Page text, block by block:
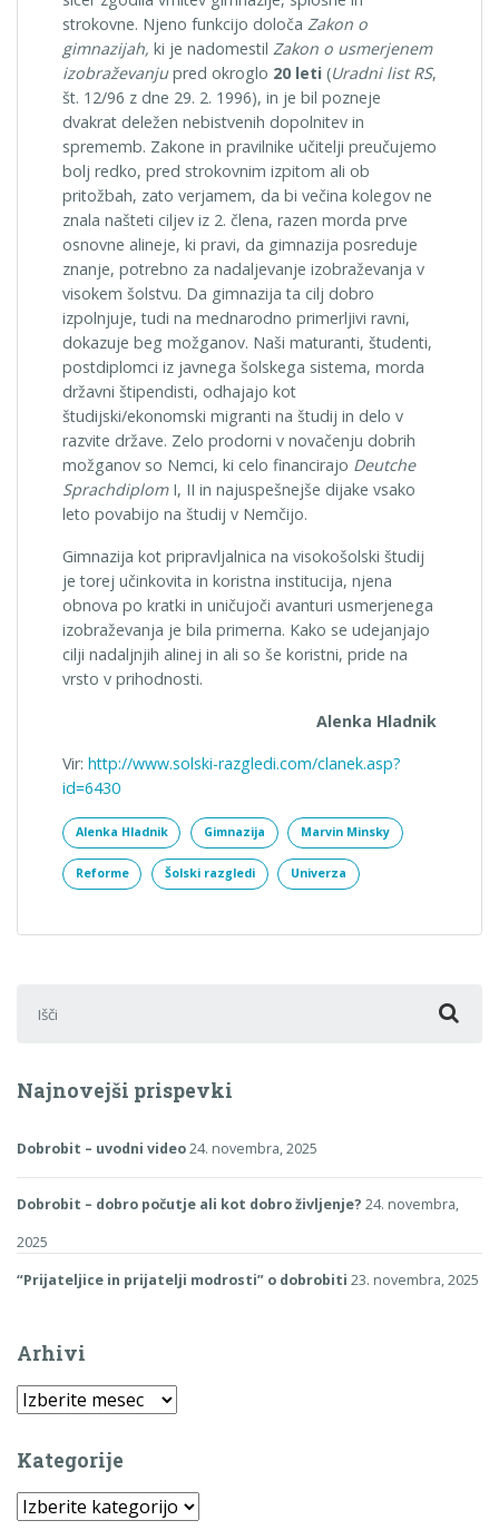
strokovne. Njeno funkcijo določa Zakon o
gimnazijah, ki je nadomestil Zakon o usmerjenem
izobraževanjupred okroglo 20 leti (Uradni list RS,
št. 12/96 z dne 29. 2. 1996), in je bil pozneje
dvakrat deležen nebistvenih dopolnitev in
sprememb. Zakone in pravilnike učitelji preučujemo
bolj redko, pred strokovnim izpitom ali ob
pritožbah, zato verjamem, da bi večina kolegov ne
znala našteti ciljev iz 2. člena, razen morda prve
osnovne alineje, ki pravi, da gimnazija posreduje
znanje, potrebno za nadaljevanje izobraževanja v
visokem šolstvu. Da gimnazija ta cilj dobro
izpolnjuje, tudi na mednarodno primerljivi ravni,
dokazuje beg možganov. Naši maturanti, študenti,
postdiplomci iz javnega šolskega sistema, morda
državni štipendisti, odhajajo kot
študijski/ekonomski migranti na študij in delo v
razvite države. Zelo prodorni v novačenju dobrih
možganov so Nemci, ki celo financirajo Deutche
SprachdiplomI, II in najuspešnejše dijake vsako
leto povabijo na študij v Nemčijo.
Gimnazija kot pripravljalnica na visokošolski študij
je torej učinkovita in koristna institucija, njena
obnova po kratki in uničujoči avanturi usmerjenega
izobraževanja je bila primerna. Kako se udejanjajo
cilji nadaljnjih alinej in ali so še koristni, pride na
vrsto v prihodnosti.
Alenka Hladnik
Vir: http://www.solski-razgledi.com/clanek.asp?
id=6430
Alenka Hladnik Gimnazija Marvin Minsky
Reforme Šolski razgledi Univerza
Najnovejši prispevki
Dobrobit – uvodni video24. novembra, 2025
Dobrobit – dobro počutje ali kot dobro življenje? 24. novembra,
2025
“Prijateljice in prijatelji modrosti” o dobrobiti 23. novembra, 2025
Arhivi
Arhivi
Kategorije
Kategorije